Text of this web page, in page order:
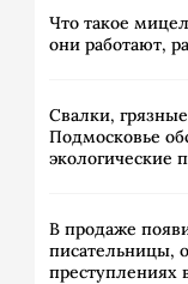
Что такое
они работают,
Свалки,
Подмосковье
экологические
В продаже
писательницы,
преступлениях